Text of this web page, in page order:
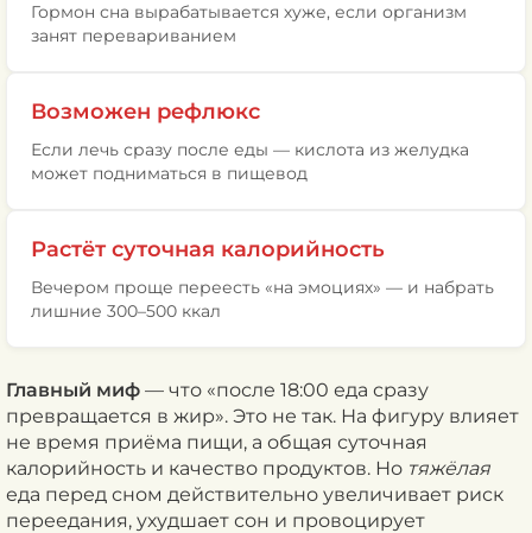
Гормон сна вырабатывается хуже, если организм
занят перевариванием
Возможен рефлюкс
Если лечь сразу после еды — кислота из желудка
может подниматься в пищевод
Растёт суточная калорийность
Вечером проще переесть «на эмоциях» — и набрать
лишние 300–500 ккал
Главный миф — что «после 18:00 еда сразу
превращается в жир». Это не так. На фигуру влияет
не время приёма пищи, а общая суточная
калорийность и качество продуктов. Но тяжёлая
еда перед сном действительно увеличивает риск
переедания, ухудшает сон и провоцирует